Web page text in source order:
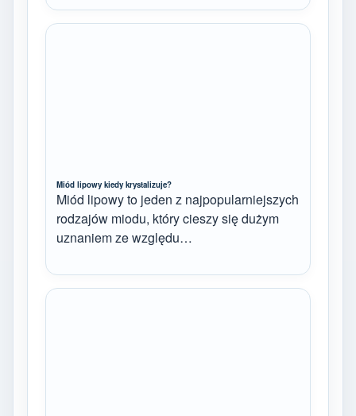
Miód lipowy kiedy krystalizuje?
Miód lipowy to jeden z najpopularniejszych
rodzajów miodu, który cieszy się dużym
uznaniem ze względu…